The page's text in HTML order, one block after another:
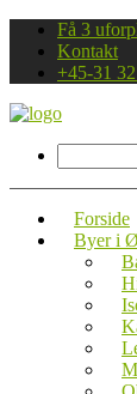
Få 3
Kontakt
+45-31
Forside
Byer i